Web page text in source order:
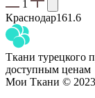
1
Краснодар161.6
Ткани турецкого
доступным ценам
Мои Ткани © 2023